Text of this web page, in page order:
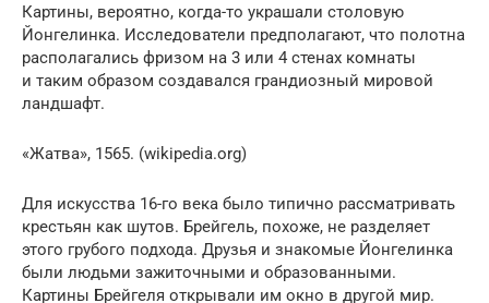
Картины, вероятно, когда-то украшали столовую
Йонгелинка. Исследователи предполагают, что полотна
располагались фризом на 3 или 4 стенах комнаты
и таким образом создавался грандиозный мировой
ландшафт.
«Жатва», 1565. (wikipedia.org)
Для искусства 16-го века было типично рассматривать
крестьян как шутов. Брейгель, похоже, не разделяет
этого грубого подхода. Друзья и знакомые Йонгелинка
были людьми зажиточными и образованными.
Картины Брейгеля открывали им окно в другой мир.